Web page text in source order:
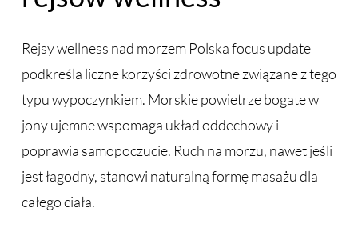
Rejsy wellness nad morzem Polska focus update
podkreśla liczne korzyści zdrowotne związane z tego
typu wypoczynkiem. Morskie powietrze bogate w
jony ujemne wspomaga układ oddechowy i
poprawia samopoczucie. Ruch na morzu, nawet jeśli
jest łagodny, stanowi naturalną formę masażu dla
całego ciała.